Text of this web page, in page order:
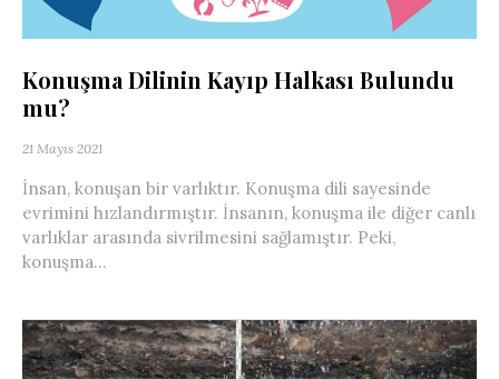
Konuşma Dilinin Kayıp Halkası Bulundu
mu?
21 Mayıs 2021
İnsan, konuşan bir varlıktır. Konuşma dili sayesinde
evrimini hızlandırmıştır. İnsanın, konuşma ile diğer canlı
varlıklar arasında sivrilmesini sağlamıştır. Peki,
konuşma...